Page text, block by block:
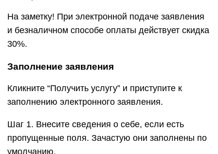
На заметку! При электронной подаче заявления
и безналичном способе оплаты действует скидка
30%.
Заполнение заявления
Кликните “Получить услугу” и приступите к
заполнению электронного заявления.
Шаг 1. Внесите сведения о себе, если есть
пропущенные поля. Зачастую они заполнены по
умолчанию.